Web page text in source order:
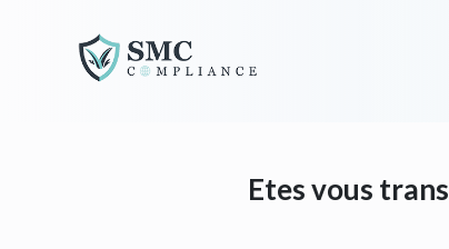
Etes vous